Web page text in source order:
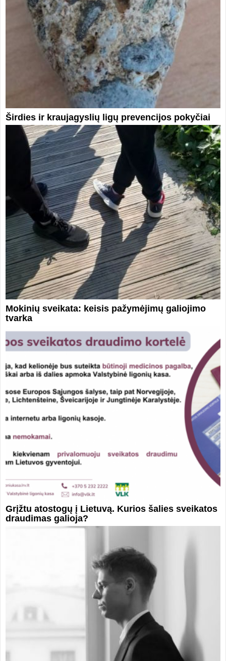
Širdies ir kraujagyslių ligų prevencijos pokyčiai
Mokinių sveikata: keisis pažymėjimų galiojimo
tvarka
Grįžtu atostogų į Lietuvą. Kurios šalies sveikatos
draudimas galioja?